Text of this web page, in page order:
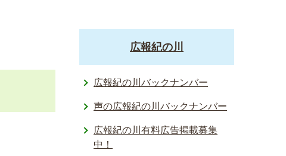
広報紀の川
広報紀の川バックナンバー
声の広報紀の川バックナンバー
広報紀の川有料広告掲載募集
中！